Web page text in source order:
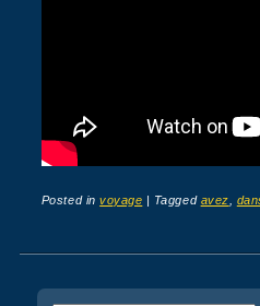
Posted invoyage | Tagged avez
Post navigation